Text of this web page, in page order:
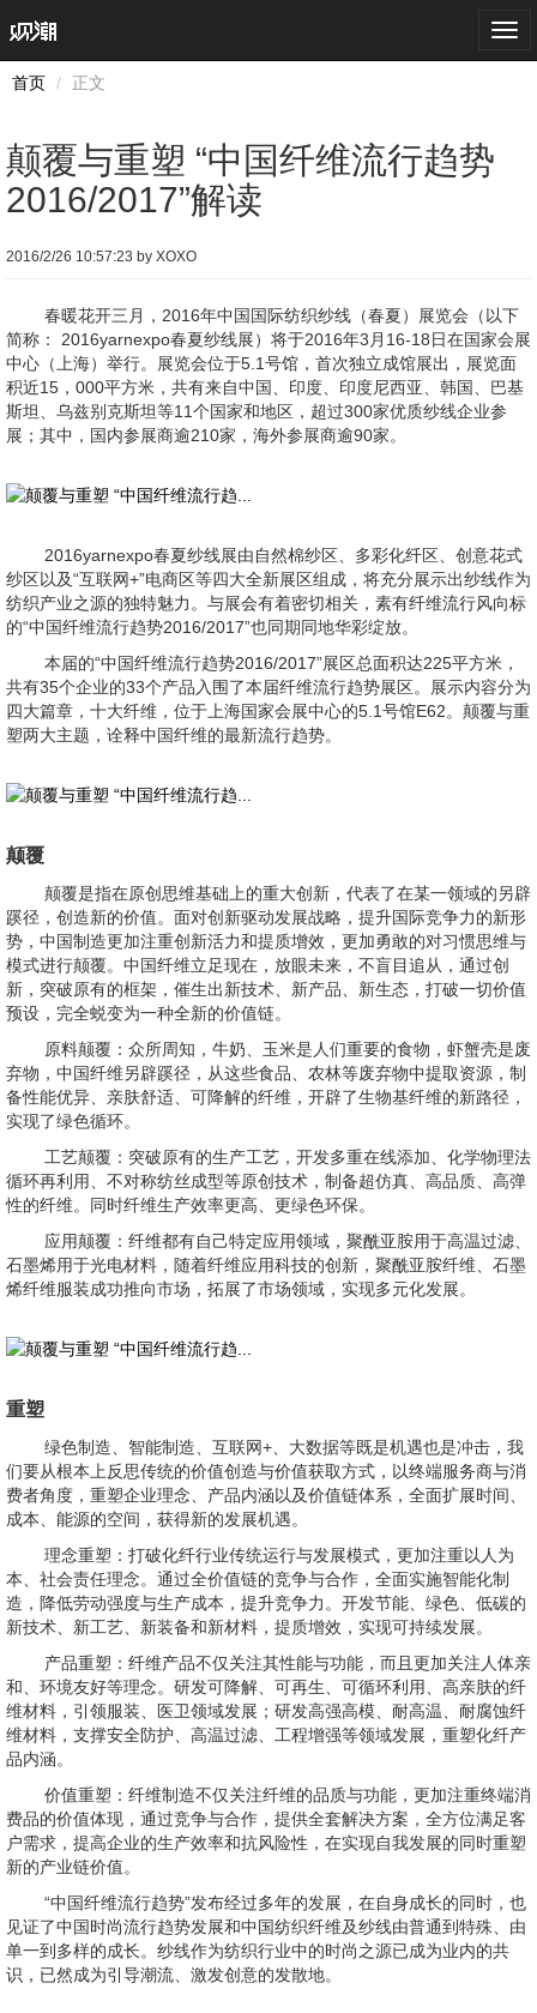
首页
正文
颠覆与重塑 “中国纤维流行趋势
2016/2017”解读
2016/2/26 10:57:23 by XOXO
春暖花开三月，2016年中国国际纺织纱线（春夏）展览会（以下
简称： 2016yarnexpo春夏纱线展）将于2016年3月16-18日在国家会展
中心（上海）举行。展览会位于5.1号馆，首次独立成馆展出，展览面
积近15，000平方米，共有来自中国、印度、印度尼西亚、韩国、巴基
斯坦、乌兹别克斯坦等11个国家和地区，超过300家优质纱线企业参
展；其中，国内参展商逾210家，海外参展商逾90家。
2016yarnexpo春夏纱线展由自然棉纱区、多彩化纤区、创意花式
纱区以及“互联网+”电商区等四大全新展区组成，将充分展示出纱线作为
纺织产业之源的独特魅力。与展会有着密切相关，素有纤维流行风向标
的“中国纤维流行趋势2016/2017”也同期同地华彩绽放。
本届的“中国纤维流行趋势2016/2017”展区总面积达225平方米，
共有35个企业的33个产品入围了本届纤维流行趋势展区。展示内容分为
四大篇章，十大纤维，位于上海国家会展中心的5.1号馆E62。颠覆与重
塑两大主题，诠释中国纤维的最新流行趋势。
颠覆
颠覆是指在原创思维基础上的重大创新，代表了在某一领域的另辟
蹊径，创造新的价值。面对创新驱动发展战略，提升国际竞争力的新形
势，中国制造更加注重创新活力和提质增效，更加勇敢的对习惯思维与
模式进行颠覆。中国纤维立足现在，放眼未来，不盲目追从，通过创
新，突破原有的框架，催生出新技术、新产品、新生态，打破一切价值
预设，完全蜕变为一种全新的价值链。
原料颠覆：众所周知，牛奶、玉米是人们重要的食物，虾蟹壳是废
弃物，中国纤维另辟蹊径，从这些食品、农林等废弃物中提取资源，制
备性能优异、亲肤舒适、可降解的纤维，开辟了生物基纤维的新路径，
实现了绿色循环。
工艺颠覆：突破原有的生产工艺，开发多重在线添加、化学物理法
循环再利用、不对称纺丝成型等原创技术，制备超仿真、高品质、高弹
性的纤维。同时纤维生产效率更高、更绿色环保。
应用颠覆：纤维都有自己特定应用领域，聚酰亚胺用于高温过滤、
石墨烯用于光电材料，随着纤维应用科技的创新，聚酰亚胺纤维、石墨
烯纤维服装成功推向市场，拓展了市场领域，实现多元化发展。
重塑
绿色制造、智能制造、互联网+、大数据等既是机遇也是冲击，我
们要从根本上反思传统的价值创造与价值获取方式，以终端服务商与消
费者角度，重塑企业理念、产品内涵以及价值链体系，全面扩展时间、
成本、能源的空间，获得新的发展机遇。
理念重塑：打破化纤行业传统运行与发展模式，更加注重以人为
本、社会责任理念。通过全价值链的竞争与合作，全面实施智能化制
造，降低劳动强度与生产成本，提升竞争力。开发节能、绿色、低碳的
新技术、新工艺、新装备和新材料，提质增效，实现可持续发展。
产品重塑：纤维产品不仅关注其性能与功能，而且更加关注人体亲
和、环境友好等理念。研发可降解、可再生、可循环利用、高亲肤的纤
维材料，引领服装、医卫领域发展；研发高强高模、耐高温、耐腐蚀纤
维材料，支撑安全防护、高温过滤、工程增强等领域发展，重塑化纤产
品内涵。
价值重塑：纤维制造不仅关注纤维的品质与功能，更加注重终端消
费品的价值体现，通过竞争与合作，提供全套解决方案，全方位满足客
户需求，提高企业的生产效率和抗风险性，在实现自我发展的同时重塑
新的产业链价值。
“中国纤维流行趋势”发布经过多年的发展，在自身成长的同时，也
见证了中国时尚流行趋势发展和中国纺织纤维及纱线由普通到特殊、由
单一到多样的成长。纱线作为纺织行业中的时尚之源已成为业内的共
识，已然成为引导潮流、激发创意的发散地。